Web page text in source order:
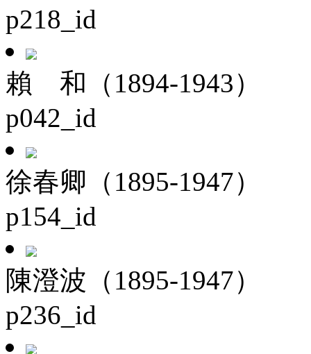
p218_id
賴 和（1894-1943）
p042_id
徐春卿（1895-1947）
p154_id
陳澄波（1895-1947）
p236_id